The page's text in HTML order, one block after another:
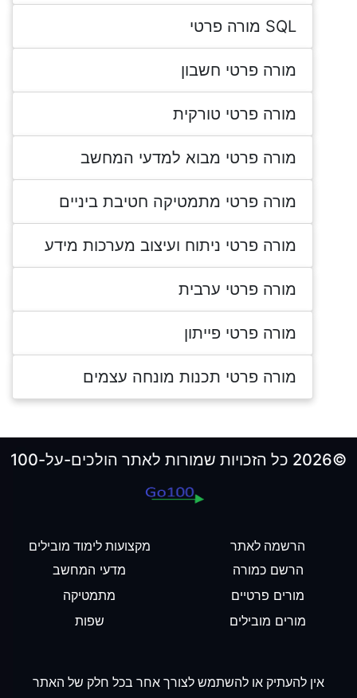
SQL מורה פרטי
מורה פרטי חשבון
מורה פרטי טורקית
מורה פרטי מבוא למדעי המחשב
מורה פרטי מתמטיקה חטיבת ביניים
מורה פרטי ניתוח ועיצוב מערכות מידע
מורה פרטי ערבית
מורה פרטי פייתון
מורה פרטי תכנות מונחה עצמים
©2026 כל הזכויות שמורות לאתר הולכים-על-100
הרשמה לאתר
הרשם כמורה
מורים פרטיים
מורים מובילים
מקצועות לימוד מובילים
מדעי המחשב
מתמטיקה
שפות
אין להעתיק או להשתמש לצורך אחר בכל חלק של האתר